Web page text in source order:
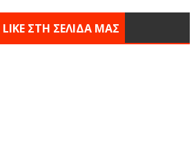
LIKE ΣΤΗ ΣΕΛΙΔΑ ΜΑΣ